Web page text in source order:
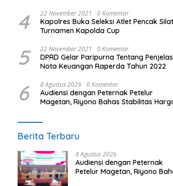
4 22 November 2021 0 Komentar
Kapolres Buka Seleksi Atlet Pencak Silat
Turnamen Kapolda Cup
5 22 November 2021 0 Komentar
DPRD Gelar Paripurna Tentang
Nota Keuangan Raperda Tahun 2022
6 8 Agustus 2026 0 Komentar
Audiensi dengan Peternak Petelur
Magetan, Riyono Bahas Stabilitas
Berita Terbaru
8 Agustus 2026
Audiensi dengan Peternak
Petelur Magetan, Riyono